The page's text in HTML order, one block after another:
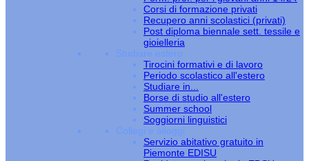
Corsi di formazione privati
Recupero anni scolastici (privati)
Post diploma biennale sett. tessile e
gioielleria
Studiare estero
Tirocini formativi e di lavoro
Periodo scolastico all'estero
Studiare in...
Borse di studio all'estero
Summer school
Soggiorni linguistici
Collegi e alloggi
Servizio abitativo gratuito in
Piemonte EDISU